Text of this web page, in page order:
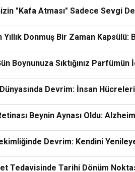
"Kafa Atması" Sadece Sevgi
Yıllık Donmuş Bir Zaman Kapsülü:
Boynunuza Sıktığınız
Devrim: İnsan
Beynin Aynası Oldu:
Devrim: Kendini
Tedavisinde Tarihi Dönüm